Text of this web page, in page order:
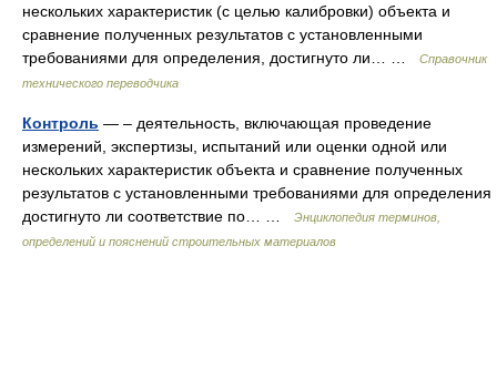
нескольких характеристик (с целью калибровки) объекта и
сравнение полученных результатов с установленными
требованиями для определения, достигнуто ли… …
Справочник
технического переводчика
Контроль — – деятельность, включающая проведение
измерений, экспертизы, испытаний или оценки одной или
нескольких характеристик объекта и сравнение полученных
результатов с установленными требованиями для определения
достигнуто ли соответствие по… …
Энциклопедия терминов,
определений и пояснений строительных материалов